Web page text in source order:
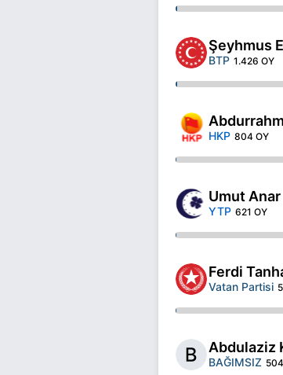
Şeyhmus
BTP 1.426 OY
HKP 804 OY
Umut Anar
YTP 621 OY
Ferdi
Vatan Partisi
Abdulaziz
BAĞIMSIZ